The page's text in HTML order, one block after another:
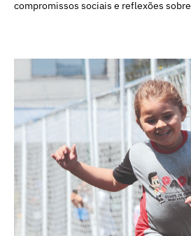
compromissos sociais e reflexões sobre